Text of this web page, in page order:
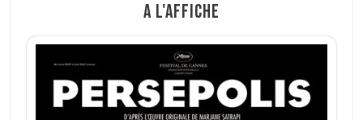
A l'affiche